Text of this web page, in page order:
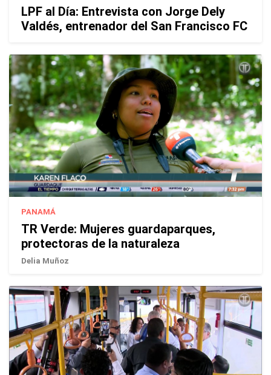
LPF al Día: Entrevista con Jorge Dely
Valdés, entrenador del San Francisco FC
PANAMÁ
TR Verde: Mujeres guardaparques,
protectoras de la naturaleza
Delia Muñoz